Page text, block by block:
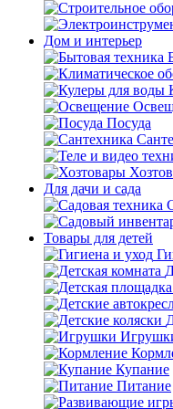
Дом и интерьер
Посуда
Для дачи и сада
Товары для детей
Купание
Питание